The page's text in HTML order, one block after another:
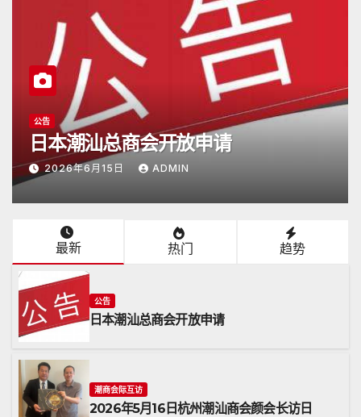
潮商会际互访
2026年5月16日杭州潮汕商会颜会长
访日
2026年5月17日 ADMIN
最新 热门 趋势
公告
日本潮汕总商会开放申请
潮商会际互访
2026年5月16日杭州潮汕商会颜会长访日